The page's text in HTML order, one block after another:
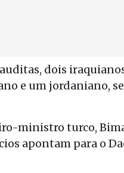
dois
e um jordaniano,
ministro turco,
apontam para o